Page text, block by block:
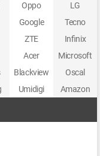
Oppo
LG
Google
Tecno
ZTE
Infinix
Acer
Microsoft
Blackview
Oscal
Umidigi Amazon